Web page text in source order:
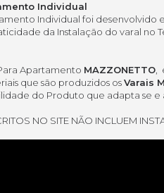
Individual
Individual foi desenvolvido
da Instalação do varal no
Apartamento MAZZONETTO,
que são produzidos osVarais
do Produto que adapta se
NO SITE NÃO INCLUEM